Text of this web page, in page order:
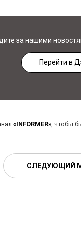
за нашими
Перейти в
«INFORMER», чтобы
СЛЕДУЮЩИЙ